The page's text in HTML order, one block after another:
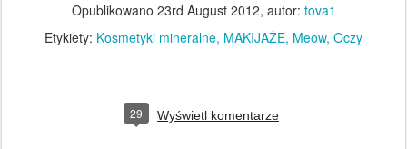
Opublikowano 23rd August 2012, autor: tova1
Etykiety: Kosmetyki mineralne MAKIJAŻE Meow Oczy
29 Wyświetl komentarze